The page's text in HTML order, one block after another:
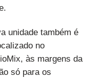
unidade também é
no
às margens da
só para os